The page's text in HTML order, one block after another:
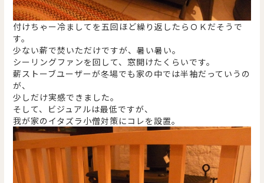
付けちゃー冷ましてを五回ほど繰り返したらＯＫだそうで
す。
少ない薪で焚いただけですが、暑い暑い。
シーリングファンを回して、窓開けたくらいです。
薪ストーブユーザーが冬場でも家の中では半袖だっていうの
が、
少しだけ実感できました。
そして、ビジュアルは最低ですが、
我が家のイタズラ小僧対策にコレを設置。